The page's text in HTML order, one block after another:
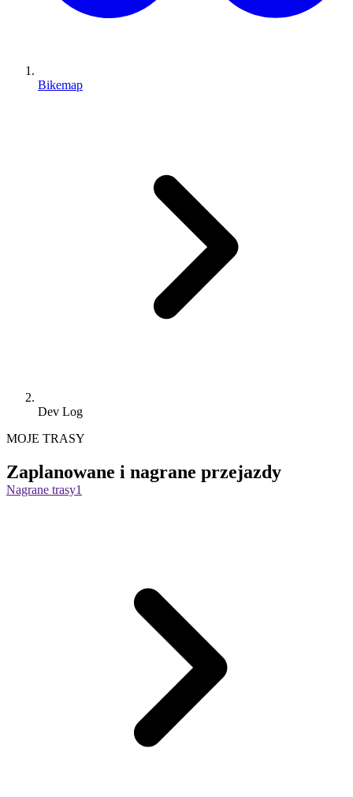
Bikemap
Dev Log
MOJE TRASY
Zaplanowane i nagrane przejazdy
Nagrane trasy1